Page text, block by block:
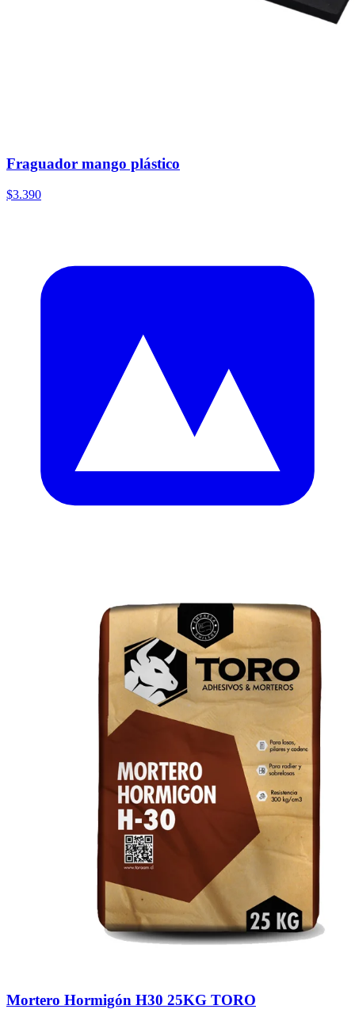
Fraguador mango plástico
$3.390
Mortero Hormigón H30 25KG TORO